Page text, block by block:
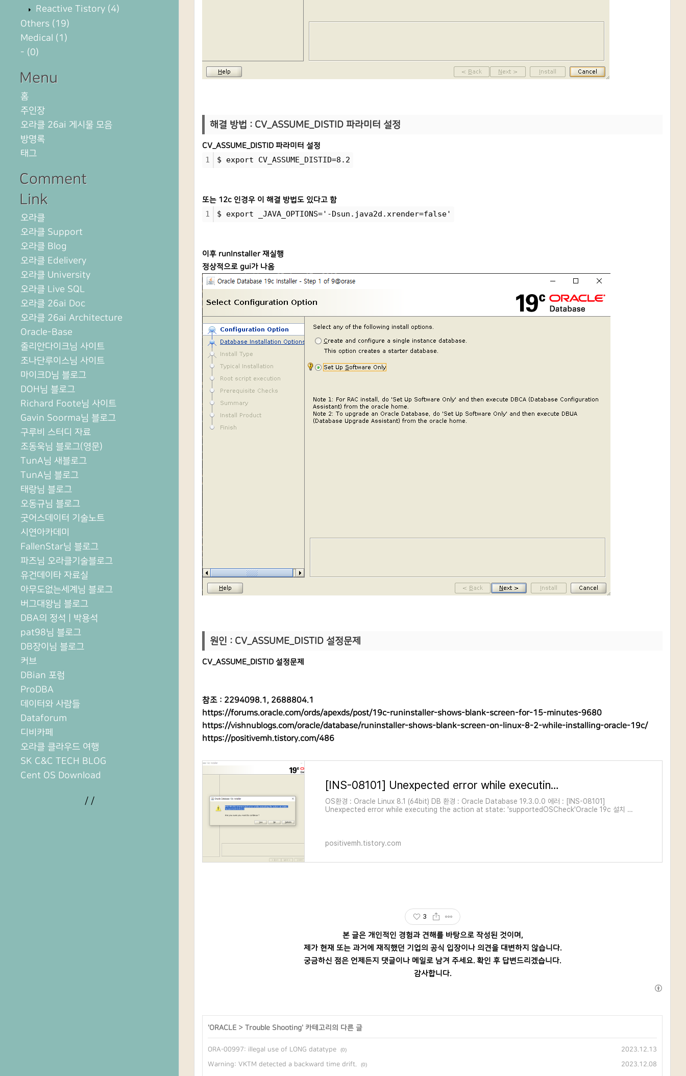
Reactive Tistory (4)
Others (19)
Medical (1)
- (0)
Menu
홈
주인장
오라클 26ai 게시물 모음
방명록
태그
Comment
Link
오라클
오라클 Support
오라클 Blog
오라클 Edelivery
오라클 University
오라클 Live SQL
오라클 26ai Doc
오라클 26ai Architecture
Oracle-Base
줄리안다이크님 사이트
조나단루이스님 사이트
마이크D님 블로그
DOH님 블로그
Richard Foote님 사이트
Gavin Soorma님 블로그
구루비 스터디 자료
조동욱님 블로그(영문)
TunA님 새블로그
TunA님 블로그
태랑님 블로그
오동규님 블로그
굿어스데이터 기술노트
시연아카데미
FallenStar님 블로그
파즈님 오라클기술블로그
유건데이타 자료실
아무도없는세계님 블로그
버그대왕님 블로그
DBA의 정석 | 박용석
pat98님 블로그
DB장이님 블로그
커브
DBian 포럼
ProDBA
데이터와 사람들
Dataforum
디비카페
오라클 클라우드 여행
SK C&C TECH BLOG
Cent OS Download
/ /
해결 방법 : CV_ASSUME_DISTID 파라미터 설정
CV_ASSUME_DISTID 파라미터 설정
1 $ export CV_ASSUME_DISTID=8.2
또는 12c 인경우 이 해결 방법도 있다고 함
1 $ export _JAVA_OPTIONS='-Dsun.java2d.xrender=false'
이후 runInstaller 재실행
정상적으로 gui가 나옴
원인 : CV_ASSUME_DISTID 설정문제
CV_ASSUME_DISTID 설정문제
참조 : 2294098.1, 2688804.1
https://forums.oracle.com/ords/apexds/post/19c-runinstaller-shows-blank-screen-for-15-minutes-9680
https://vishnublogs.com/oracle/database/runinstaller-shows-blank-screen-on-linux-8-2-while-installing-oracle-19c/
https://positivemh.tistory.com/486
[INS-08101] Unexpected error while executing the action at state: 'supportedOSCheck'
OS환경 : Oracle Linux 8.1 (64bit) DB 환경 : Oracle Database 19.3.0.0 에러 : [INS-08101]
Unexpected error while executing the action at state: 'supportedOSCheck'Oracle 19c 설치 시
positivemh.tistory.com
3
본 글은 개인적인 경험과 견해를 바탕으로 작성된 것이며,
제가 현재 또는 과거에 재직했던 기업의 공식 입장이나 의견을 대변하지 않습니다.
궁금하신 점은 언제든지 댓글이나 메일로 남겨 주세요. 확인 후 답변드리겠습니다.
감사합니다.
'ORACLE > Trouble Shooting' 카테고리의 다른 글
ORA-00997: illegal use of LONG datatype (0) 2023.12.13
Warning: VKTM detected a backward time drift. (0) 2023.12.08